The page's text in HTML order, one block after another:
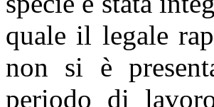
quale il legale
non si è
periodo di